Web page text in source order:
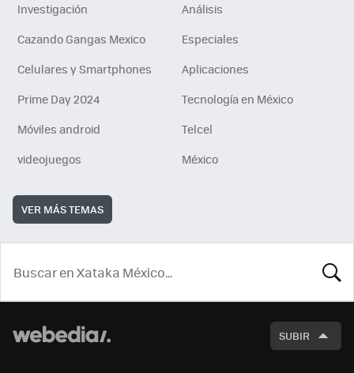
Investigación
Análisis
Cazando Gangas Mexico
Especiales
Celulares y Smartphones
Aplicaciones
Prime Day 2024
Tecnología en México
Móviles android
Telcel
videojuegos
México
VER MÁS TEMAS
SUBIR